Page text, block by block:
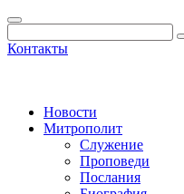
Контакты
Новости
Митрополит
Служение
Проповеди
Послания